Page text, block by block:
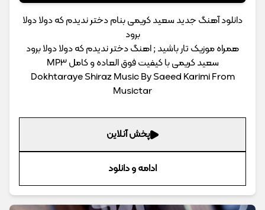
دانلود آهنگ جدید سعید کریمی بنام دختر ندیدم که دولا دولا
برود
همراه موزیک تار باشید ; اهنگ دختر ندیدم که دولا دولا برود
سعید کریمی با کیفیت فوق العاده و کامل MP3
Dokhtaraye Shiraz Music By Saeed Karimi From
Musictar
پخش آنلاین
ادامه و دانلود